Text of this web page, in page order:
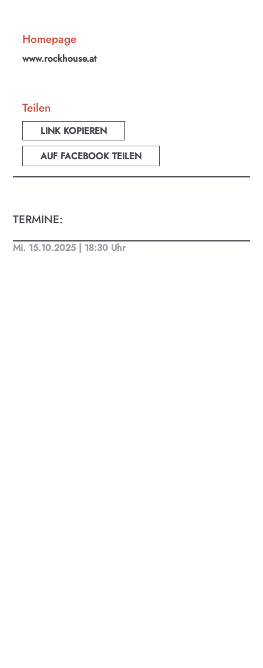
Homepage
www.rockhouse.at
Teilen
LINK KOPIEREN
AUF FACEBOOK TEILEN
TERMINE:
Mi. 15.10.2025 | 18:30 Uhr
KULTplan ABO
Finde täglich bis zu 50 Veranstaltungen in Stadt
und Land Salzburg. Ob Kino, Theater, Literatur
oder Musik bei uns findest du Kultur-Programm
für Menschen von 0-99.